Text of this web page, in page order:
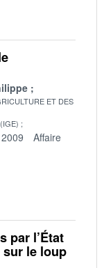
ET DES
Affaire
par l’État
le loup